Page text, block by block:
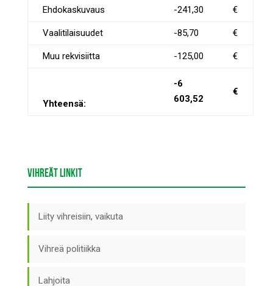
Ehdokaskuvaus -241,30 €
Vaalitilaisuudet -85,70 €
Muu rekvisiitta -125,00 €
Yhteensä:
-6
603,52
€
VIHREÄT LINKIT
Liity vihreisiin, vaikuta
Vihreä politiikka
Lahjoita